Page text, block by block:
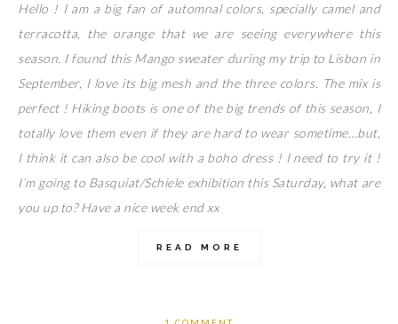
Hello ! I am a big fan of automnal colors, specially camel and
terracotta, the orange that we are seeing everywhere this
season. I found this Mango sweater during my trip to Lisbon in
September, I love its big mesh and the three colors. The mix is
perfect ! Hiking boots is one of the big trends of this season, I
totally love them even if they are hard to wear sometime…but,
I think it can also be cool with a boho dress ! I need to try it !
I’m going to Basquiat/Schiele exhibition this Saturday, what are
you up to? Have a nice week end xx
READ MORE